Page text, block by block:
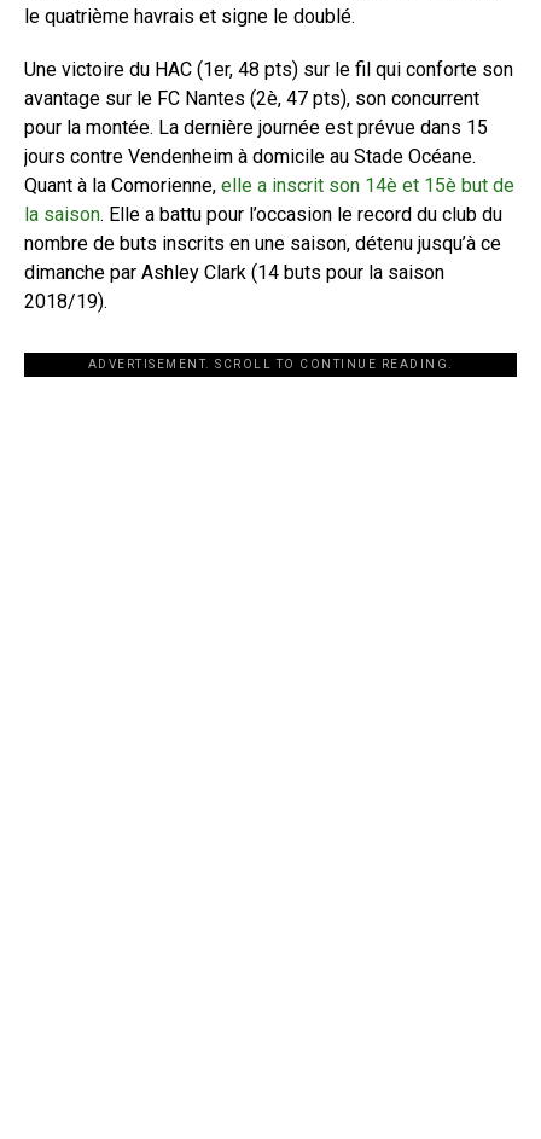
le quatrième havrais et signe le doublé.
Une victoire du HAC (1er, 48 pts) sur le fil qui conforte son
avantage sur le FC Nantes (2è, 47 pts), son concurrent
pour la montée. La dernière journée est prévue dans 15
jours contre Vendenheim à domicile au Stade Océane.
Quant à la Comorienne, elle a inscrit son 14è et 15è but de
la saison. Elle a battu pour l’occasion le record du club du
nombre de buts inscrits en une saison, détenu jusqu’à ce
dimanche par Ashley Clark (14 buts pour la saison
2018/19).
ADVERTISEMENT. SCROLL TO CONTINUE READING.